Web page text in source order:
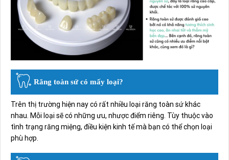
Răng toàn sứ có mấy loại?
Trên thị trường hiện nay có rất nhiều loại răng toàn sứ khác
nhau. Mỗi loại sẽ có những ưu, nhược điểm riêng. Tùy thuộc vào
tình trạng răng miệng, điều kiện kinh tế mà bạn có thể chọn loại
phù hợp.